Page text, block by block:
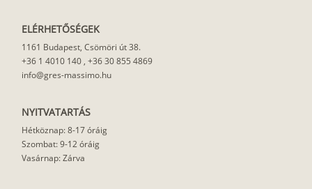
ELÉRHETŐSÉGEK
1161 Budapest, Csömöri út 38.
+36 1 4010 140 , +36 30 855 4869
info@gres-massimo.hu
NYITVATARTÁS
Hétköznap: 8-17 óráig
Szombat: 9-12 óráig
Vasárnap: Zárva